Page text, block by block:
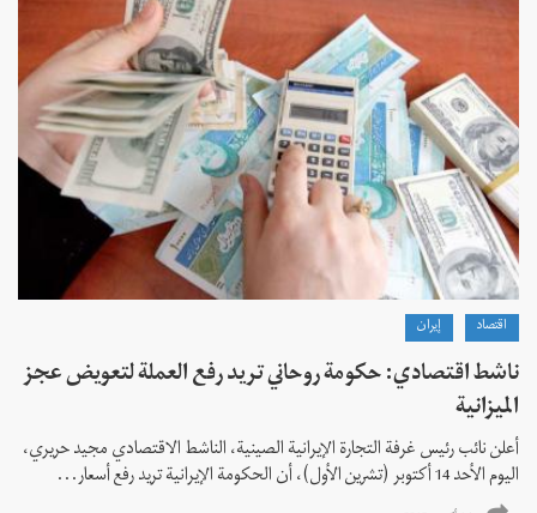
اقتصاد إيران
ناشط اقتصادي: حكومة روحاني تريد رفع العملة لتعويض عجز
الميزانية
أعلن نائب رئيس غرفة التجارة الإيرانية الصينية، الناشط الاقتصادي مجيد حريري،
اليوم الأحد 14 أكتوبر (تشرين الأول)، أن الحكومة الإيرانية تريد رفع أسعار...